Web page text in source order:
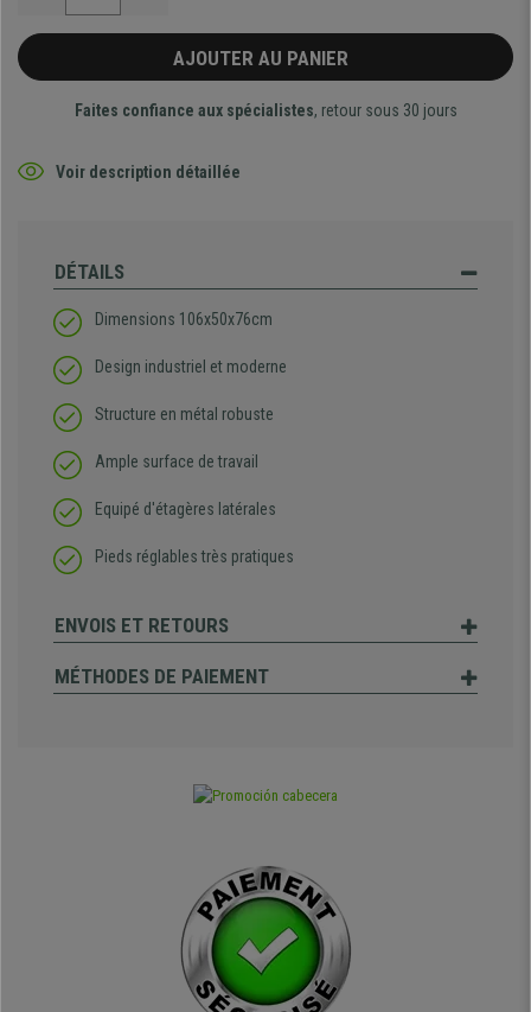
AJOUTER AU PANIER
Faites confiance aux spécialistes, retour sous 30 jours
Voir description détaillée
DÉTAILS
Dimensions 106x50x76cm
Design industriel et moderne
Structure en métal robuste
Ample surface de travail
Equipé d'étagères latérales
Pieds réglables très pratiques
ENVOIS ET RETOURS
MÉTHODES DE PAIEMENT